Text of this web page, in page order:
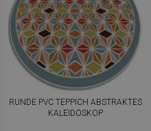
RUNDE PVC TEPPICH ABSTRAKTES
KALEIDOSKOP